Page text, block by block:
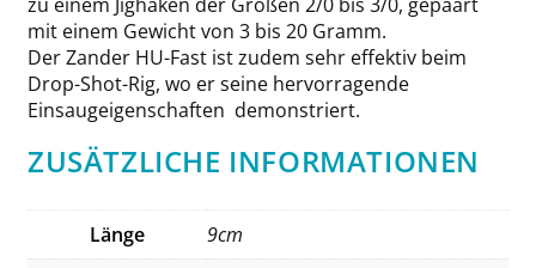
mit einem Gewicht von 3 bis 20 Gramm.
Der Zander HU-Fast ist zudem sehr effektiv beim
Drop-Shot-Rig, wo er seine hervorragende
Einsaugeigenschaften demonstriert.
ZUSÄTZLICHE INFORMATIONEN
Länge
9cm